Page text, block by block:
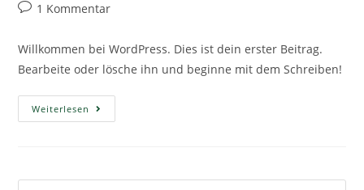
1 Kommentar
Willkommen bei WordPress. Dies ist dein erster Beitrag.
Bearbeite oder lösche ihn und beginne mit dem Schreiben!
Weiterlesen